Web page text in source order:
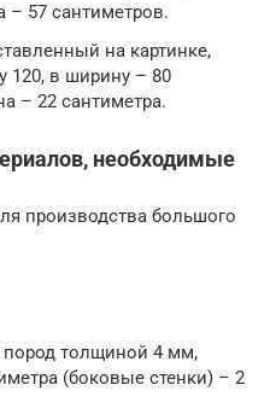
– 57 сантиметров.
на картинке,
120, в ширину – 80
– 22 сантиметра.
необходимые
производства большого
толщиной 4 мм,
(боковые стенки) – 2